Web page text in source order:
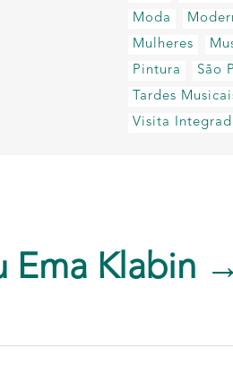
Moda
Mulheres
Pintura
São
Tardes
Visita
Ema Klabin →